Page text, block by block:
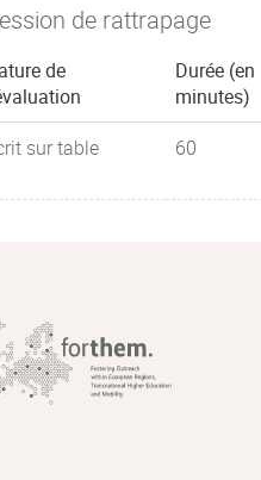
de rattrapage
de
Durée (en
minutes)
sur table 60